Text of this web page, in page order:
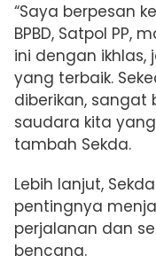
“Saya berpesan
BPBD, Satpol PP,
ini dengan ikhlas,
yang terbaik.
diberikan,
saudara kita
tambah Sekda.
Lebih lanjut,
pentingnya
perjalanan dan
bencana.